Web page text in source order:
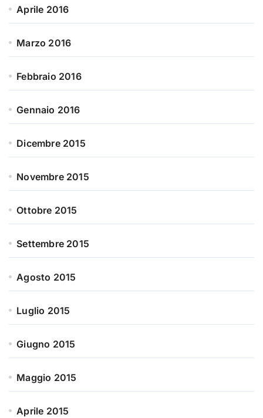
Aprile 2016
Marzo 2016
Febbraio 2016
Gennaio 2016
Dicembre 2015
Novembre 2015
Ottobre 2015
Settembre 2015
Agosto 2015
Luglio 2015
Giugno 2015
Maggio 2015
Aprile 2015